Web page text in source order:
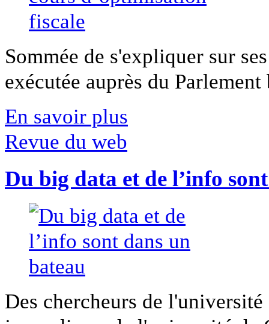
Sommée de s'expliquer sur
exécutée auprès du
En savoir plus
Revue du web
Du big data et de l’info
Des chercheurs de